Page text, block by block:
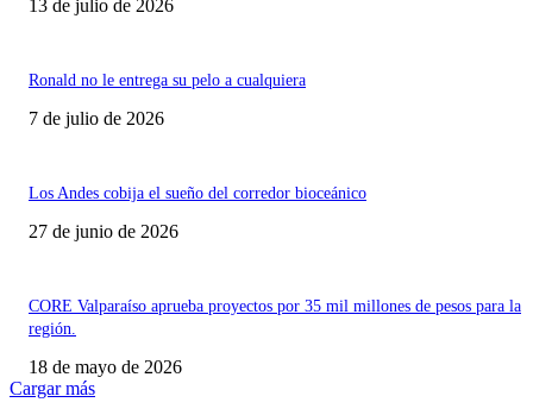
13 de julio de 2026
Ronald no le entrega su pelo a cualquiera
7 de julio de 2026
Los Andes cobija el sueño del corredor bioceánico
27 de junio de 2026
CORE Valparaíso aprueba proyectos por 35 mil millones de pesos para la
región.
18 de mayo de 2026
Cargar más